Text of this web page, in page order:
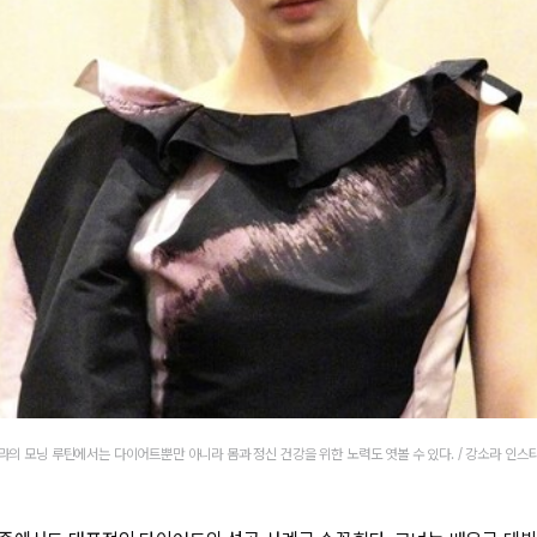
의 모닝 루틴에서는 다이어트뿐만 아니라 몸과 정신 건강을 위한 노력도 엿볼 수 있다. / 강소라 인스